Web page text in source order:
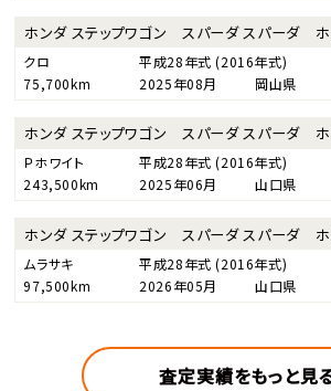
ホンダ ステップワゴン スパーダ スパーダ ホ
クロ 平成28年式(2016年式)
75,700km
2025年08月 岡山県
ホンダ ステップワゴン スパーダ スパーダ ホ
Ｐホワイト 平成28年式(2016年式)
243,500km
2025年06月 山口県
ホンダ ステップワゴン スパーダ スパーダ ホ
ムラサキ 平成28年式(2016年式)
97,500km
2026年05月 山口県
査定実績をもっと見